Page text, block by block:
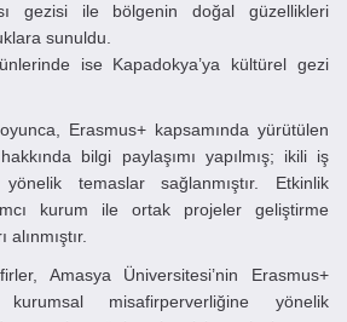
gezisi ile bölgenin doğal güzellikleri
sunuldu.
ise Kapadokya’ya kültürel gezi
Erasmus+ kapsamında yürütülen
bilgi paylaşımı yapılmış; ikili iş
temaslar sağlanmıştır. Etkinlik
kurum ile ortak projeler geliştirme
Amasya Üniversitesi’nin Erasmus+
misafirperverliğine yönelik